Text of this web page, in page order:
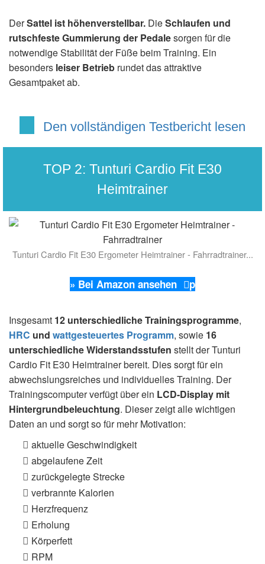
DerSattel ist höhenverstellbar. DieSchlaufen und
rutschfeste Gummierung der Pedalesorgen für die
notwendige Stabilität der Füße beim Training. Ein
besonders leiser Betrieb rundet das attraktive
Gesamtpaket ab.
Den vollständigen Testbericht lesen
TOP 2: Tunturi Cardio Fit E30
Heimtrainer
Tunturi Cardio Fit E30 Ergometer Heimtrainer - Fahrradtrainer...
» Bei Amazon ansehen p
Insgesamt 12 unterschiedliche Trainingsprogramme,
HRC und wattgesteuertes Programm, sowie 16
unterschiedliche Widerstandsstufen stellt der Tunturi
Cardio Fit E30 Heimtrainer bereit. Dies sorgt für ein
abwechslungsreiches und individuelles Training. Der
Trainingscomputer verfügt über ein LCD-Display mit
Hintergrundbeleuchtung. Dieser zeigt alle wichtigen
Daten an und sorgt so für mehr Motivation:
aktuelle Geschwindigkeit
abgelaufene Zeit
zurückgelegte Strecke
verbrannte Kalorien
Herzfrequenz
Erholung
Körperfett
RPM